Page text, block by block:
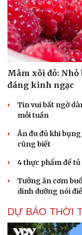
Mâm xôi đỏ:
đáng kinh ngạc
Tin vui bất ngờ
mỗi tuần
Ăn đu đủ khi
cũng biết
4 thực phẩm để
Tưởng ăn cơm
dinh dưỡng nói
DỰ BÁO THỜI